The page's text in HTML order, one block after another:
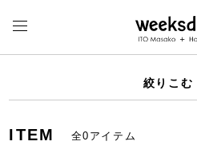
絞りこむ
ITEM 全0アイテム